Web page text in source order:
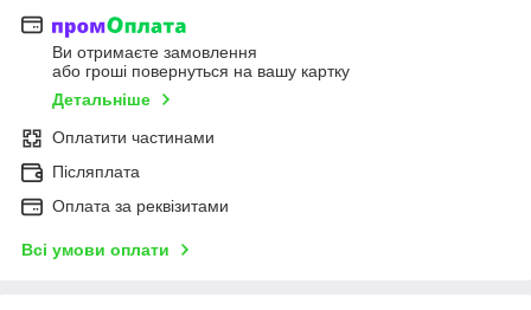
Ви отримаєте замовлення
або гроші повернуться на вашу картку
Детальніше
Оплатити частинами
Післяплата
Оплата за реквізитами
Всі умови оплати